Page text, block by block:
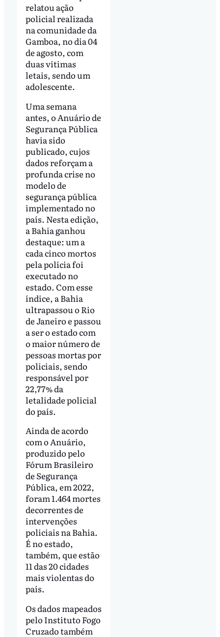
relatou ação
policial realizada
na comunidade da
Gamboa, no dia 04
de agosto, com
duas vítimas
letais, sendo um
adolescente.
Uma semana
antes, o Anuário de
Segurança Pública
havia sido
publicado, cujos
dados reforçam a
profunda crise no
modelo de
segurança pública
implementado no
país. Nesta edição,
a Bahia ganhou
destaque: um a
cada cinco mortos
pela polícia foi
executado no
estado. Com esse
índice, a Bahia
ultrapassou o Rio
de Janeiro e passou
a ser o estado com
o maior número de
pessoas mortas por
policiais, sendo
responsável por
22,77% da
letalidade policial
do país.
Ainda de acordo
com o Anuário,
produzido pelo
Fórum Brasileiro
de Segurança
Pública, em 2022,
foram 1.464 mortes
decorrentes de
intervenções
policiais na Bahia.
É no estado,
também, que estão
11 das 20 cidades
mais violentas do
país.
Os dados mapeados
pelo Instituto Fogo
Cruzado também